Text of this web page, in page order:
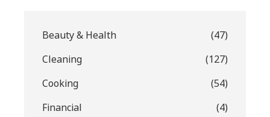
Beauty & Health
(47)
Cleaning
(127)
Cooking
(54)
Financial
(4)